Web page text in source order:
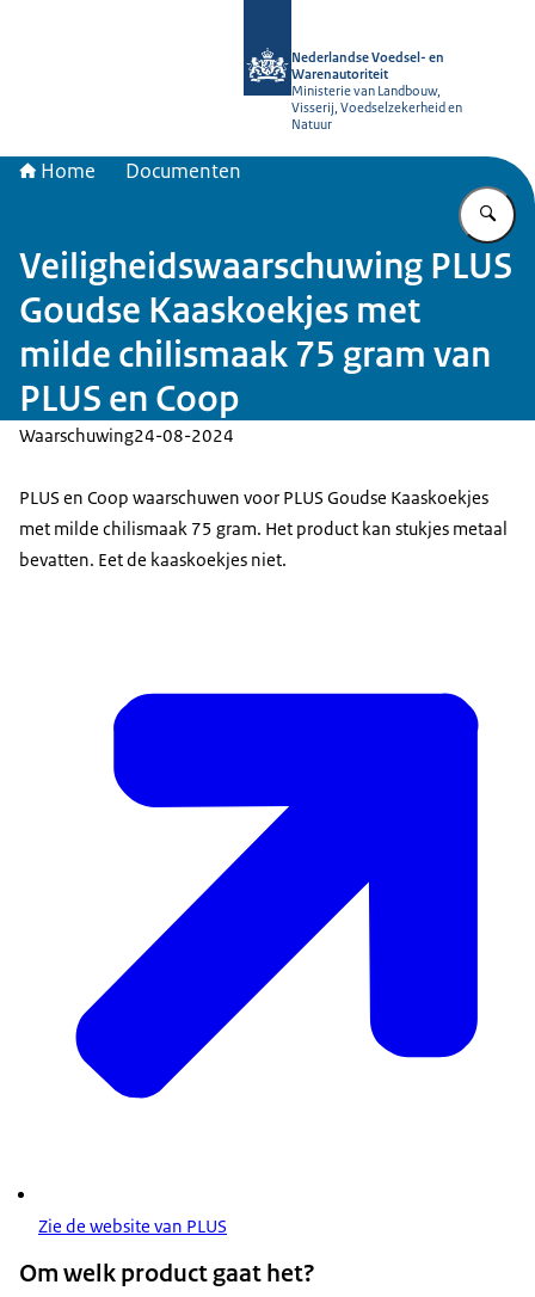
Nederlandse Voedsel- en
Warenautoriteit
Ministerie van Landbouw,
Visserij, Voedselzekerheid en
Natuur
Home Documenten
Veiligheidswaarschuwing PLUS
Goudse Kaaskoekjes met
milde chilismaak 75 gram van
PLUS en Coop
Waarschuwing24-08-2024
PLUS en Coop waarschuwen voor PLUS Goudse Kaaskoekjes
met milde chilismaak 75 gram. Het product kan stukjes metaal
bevatten. Eet de kaaskoekjes niet.
Zie de website van PLUS
Om welk product gaat het?